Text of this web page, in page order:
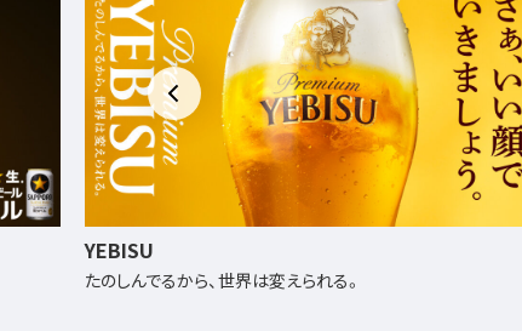
サッポロ生ビール ナナマル
日本初、プリン体・糖質70%オフの生ビール！